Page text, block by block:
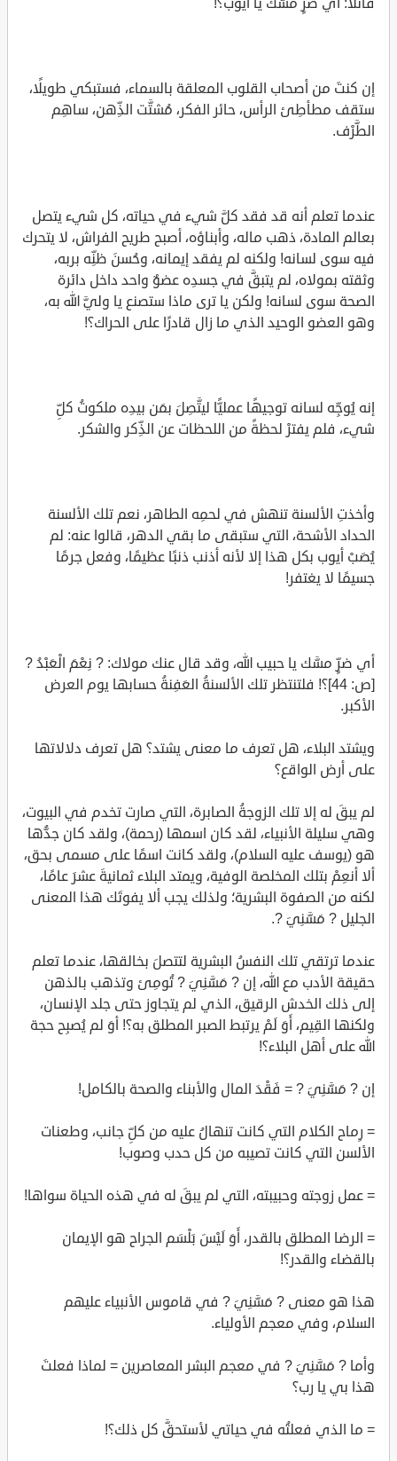
إن كنتَ من أصحاب القلوب المعلقة بالسماء، فستبكي طويلًا،
ستقف مطأطِئ الرأس، حائر الفكر، مُشتَّت الذِّهن، ساهِم
الطَّرْف.
عندما تعلم أنه قد فقد كلَّ شيء في حياته، كل شيء يتصل
بعالم المادة، ذهب ماله، وأبناؤه، أصبح طريح الفراش، لا يتحرك
فيه سوى لسانه! ولكنه لم يفقد إيمانه، وحُسنَ ظنِّه بربه،
وثقته بمولاه، لم يتبقَّ في جسدِه عضوٌ واحد داخل دائرة
الصحة سوى لسانه! ولكن يا ترى ماذا ستصنع يا وليَّ الله به،
وهو العضو الوحيد الذي ما زال قادرًا على الحراك؟!
إنه يُوجِّه لسانه توجيهًا عمليًّا ليتَّصِلَ بمَن بيدِه ملكوتُ كلِّ
شيء، فلم يفترْ لحظةً من اللحظات عن الذِّكر والشكر.
وأخذتِ الألسنة تنهش في لحمِه الطاهر، نعم تلك الألسنة
الحداد الأشحة، التي ستبقى ما بقي الدهر، قالوا عنه: لم
يُصَبْ أيوب بكل هذا إلا لأنه أذنب ذنبًا عظيمًا، وفعل جرمًا
جسيمًا لا يغتفر!
أي ضرٍّ مسَّك يا حبيب الله، وقد قال عنك مولاك: ? نِعْمَ الْعَبْدُ ?
[ص: 44]؟! فلتنتظر تلك الألسنةُ العَفِنةُ حسابها يوم العرض
الأكبر.
ويشتد البلاء، هل تعرف ما معنى يشتد؟ هل تعرف دلالاتها
على أرض الواقع؟
لم يبقَ له إلا تلك الزوجةُ الصابرة، التي صارت تخدم في البيوت،
وهي سليلة الأنبياء، لقد كان اسمها (رحمة)، ولقد كان جدُّها
هو (يوسف عليه السلام)، ولقد كانت اسمًا على مسمى بحق،
ألا أنعِمْ بتلك المخلصة الوفية، ويمتد البلاء ثمانيةَ عشرَ عامًا،
لكنه من الصفوة البشرية؛ ولذلك يجب ألا يفوتَك هذا المعنى
الجليل ? مَسَّنِيَ ?.
عندما ترتقي تلك النفسُ البشرية لتتصلَ بخالقها، عندما تعلم
حقيقة الأدب مع الله، إن ? مَسَّنِيَ ? تُومِئ وتذهب بالذهن
إلى ذلك الخدش الرقيق، الذي لم يتجاوز حتى جلد الإنسان،
ولكنها القِيم، أَوَ لَمْ يرتبط الصبر المطلق به؟! أوَ لم يُصبِح حجة
الله على أهل البلاء؟!
إن ? مَسَّنِيَ ? = فَقْدَ المال والأبناء والصحة بالكامل!
= رِماح الكلام التي كانت تنهالُ عليه من كلِّ جانب، وطعنات
الألسن التي كانت تصيبه من كل حدب وصوب!
= عمل زوجته وحبيبته، التي لم يبقَ له في هذه الحياة سواها!
= الرضا المطلق بالقدر، أَوَ لَيْسَ بَلْسَم الجراح هو الإيمان
بالقضاء والقدر؟!
هذا هو معنى ? مَسَّنِيَ ? في قاموس الأنبياء عليهم
السلام، وفي معجم الأولياء.
وأما ? مَسَّنِيَ ? في معجم البشر المعاصرين = لماذا فعلتَ
هذا بي يا رب؟
= ما الذي فعلتُه في حياتي لأستحقَّ كل ذلك؟!